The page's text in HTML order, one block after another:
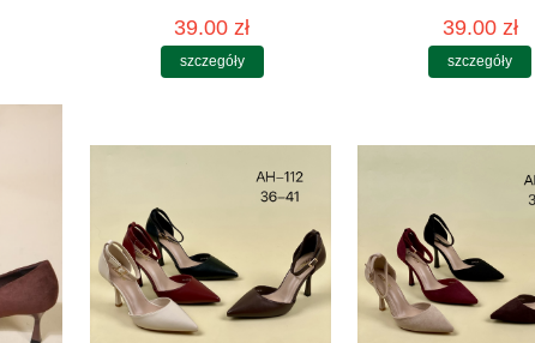
39.00 zł
szczegóły
39.00 zł
szczegóły